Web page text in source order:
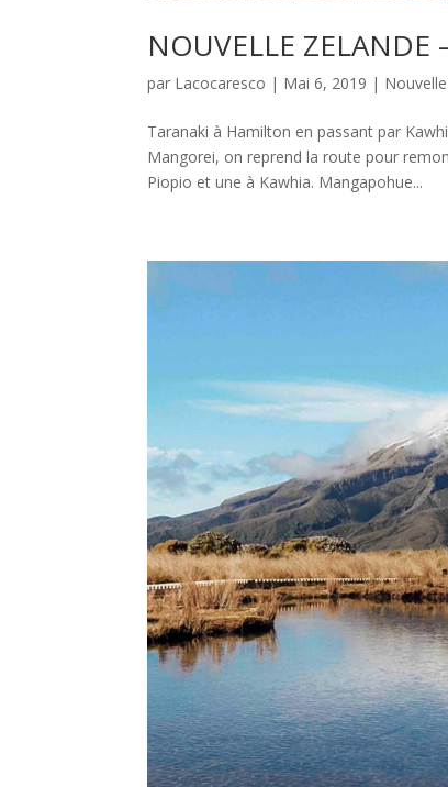
NOUVELLE
par Lacocaresco | Mai 6, 2019 |
Taranaki à Hamilton en passant par
Mangorei, on reprend la route pour
Piopio et une à Kawhia. Mangapohue...